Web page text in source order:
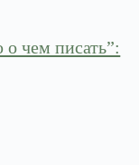
о чем писать”: